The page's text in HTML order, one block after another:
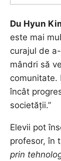
Du Hyun
este mai
curajul de
mândri să
comunitate.
încât
societății.”
Elevii pot
profesor, în
prin